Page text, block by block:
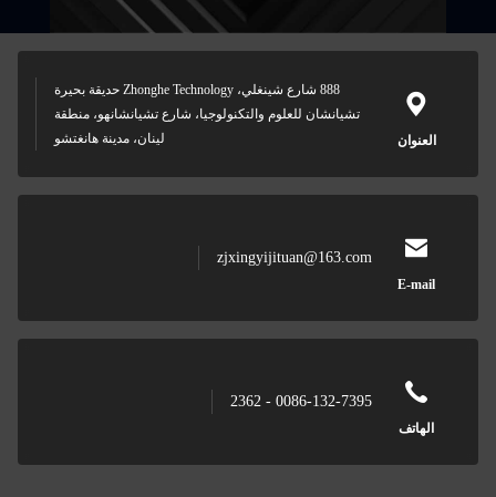
العنوان
888 شارع شينغلي، Zhonghe Technology حديقة بحيرة
تشيانشان للعلوم والتكنولوجيا، شارع تشيانشانهو، منطقة
لينان، مدينة هانغتشو
E-mail
zjxingyijituan@163.com
الهاتف
0086-132-7395 - 2362